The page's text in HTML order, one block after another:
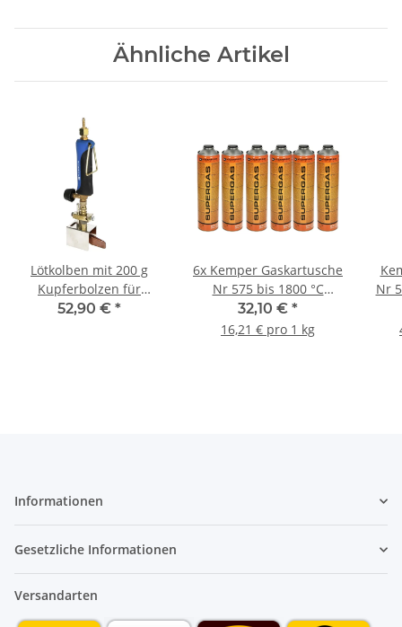
Ähnliche Artikel
Lötkolben mit 200 g
Kupferbolzen für
Dachrinnenarbeiten
52,90 € *
6x Kemper Gaskartusche
Nr 575 bis 1800 °C
Lötgas 30% Propan 70%
Butan 600ml 330g
32,10 € *
16,21 € pro 1 kg
Nr
Informationen
Gesetzliche Informationen
Versandarten